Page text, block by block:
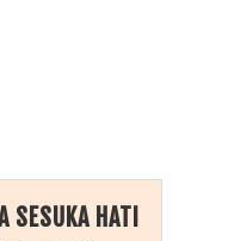
SESUKA HATI